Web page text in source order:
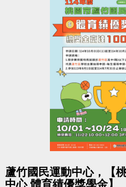
舊生們享有優先報名的期間，
【舊生定義】
報名完整9-10月期課、10月
且開班成功，無中途退費之學
10/11-10/31 不分新舊生
APP報名享95折優惠
10/31 前 本期臨櫃報名
．◆* 有 加碼優惠 喔 ◆*．
同一人報名三門以上 → 88折
跟著蘆寶與薇薇，暖暖過冬一
蘆竹國民運動中心，【
中心 體育績優獎學金】